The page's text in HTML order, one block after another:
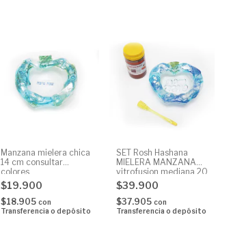
Manzana mielera chica
14 cm consultar
colores
$19.900
$18.905 con
Transferencia o depósito
SET Rosh Hashana
MIELERA MANZANA
vitrofusion mediana 20
cm con miel medio kilo
$39.900
$37.905 con
Transferencia o depósito